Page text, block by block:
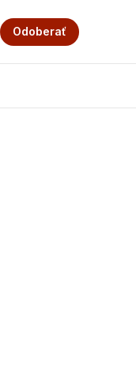
Odoberať